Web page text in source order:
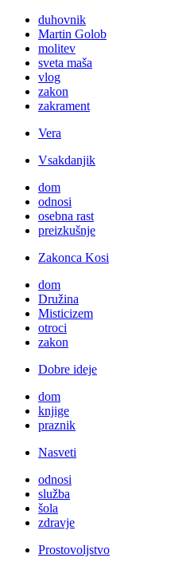
duhovnik
Martin Golob
molitev
sveta maša
vlog
zakon
zakrament
Vera
Vsakdanjik
dom
odnosi
osebna rast
preizkušnje
Zakonca Kosi
dom
Družina
Misticizem
otroci
zakon
Dobre ideje
dom
knjige
praznik
Nasveti
odnosi
služba
šola
zdravje
Prostovoljstvo